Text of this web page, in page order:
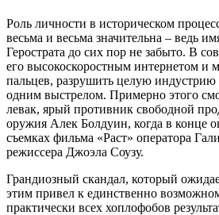
Роль личности в историческом
весьма и весьма значительна – ведь
Герострата до сих пор не забыто. В
его высокоскоростным интернетом и
пальцев, разрушить целую
одним выстрелом. Примерно этого
левак, ярый противник свободной
оружия Алек Болдуин, когда в конце
съемках фильма «Раст» оператора
режиссера Джоэла Соузу.
Грандиозный скандал, который
этим привел к единственно
практически всех хоплофобов